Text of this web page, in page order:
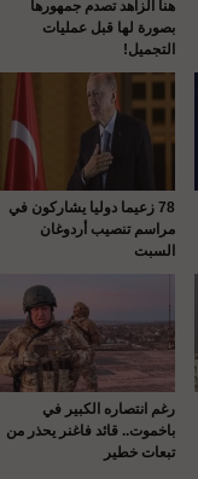
هنا الزاهد تصدم جمهورها
بصورة لها قبل عمليات
التجميل!
78 زعيما دوليا يشاركون في
مراسم تنصيب أردوغان
السبت
رغم انتصاره الكبير في
باخموت.. قائد فاغنر يحذر من
تبعات خطير